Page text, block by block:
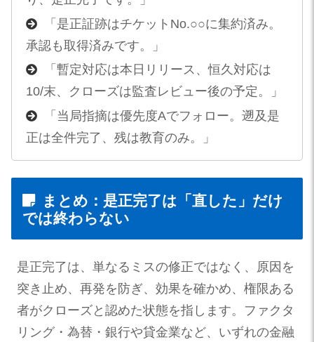
「是正証跡はチケットNo.○○に集約済み。
承認も取得済みです。」
「暫定対応は本日リリース、恒久対応は
10/末、クローズは監査レビュー後の予定。」
「当局指摘は優先度Aでフォロー。遡及是
正は全件完了、残は教育のみ。」
まとめ：是正完了は「直した」だけ
では終わらない
是正完了は、単なるミスの修正ではなく、原因を
突き止め、再発を防ぎ、効果を確かめ、権限ある
者がクローズと認めた状態を指します。ファクタ
リング・為替・銀行や貸金業など、いずれの金融